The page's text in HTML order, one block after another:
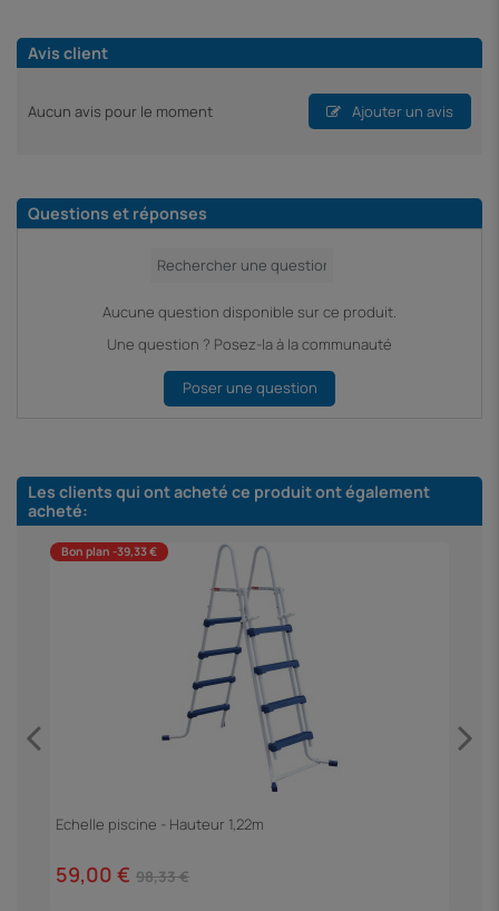
Avis client
Aucun avis pour le moment Ajouter un avis
Questions et réponses
Aucune question disponible sur ce produit.
Une question ? Posez-la à la communauté
Poser une question
Les clients qui ont acheté ce produit ont également
acheté:
Bon plan -39,33 €
Echelle piscine - Hauteur 1,22m
59,00 € 98,33 €